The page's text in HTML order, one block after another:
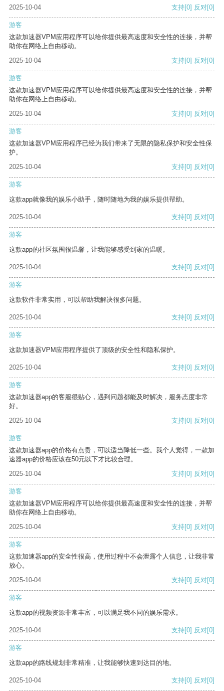
2025-10-04 支持[0] 反对[0]
游客
这款加速器VPM应用程序可以给你提供最高速度和安全性的连接，并帮
助你在网络上自由移动。
2025-10-04
支持[0] 反对[0]
游客
这款加速器VPM应用程序可以给你提供最高速度和安全性的连接，并帮
助你在网络上自由移动。
2025-10-04
支持[0] 反对[0]
游客
这款加速器VPM应用程序已经为我们带来了无限的隐私保护和安全性保
护。
2025-10-04
支持[0] 反对[0]
游客
这款app就像我的娱乐小助手，随时随地为我的娱乐提供帮助。
2025-10-04 支持[0] 反对[0]
游客
这款app的社区氛围很温馨，让我能够感受到家的温暖。
2025-10-04 支持[0] 反对[0]
游客
这款软件非常实用，可以帮助我解决很多问题。
2025-10-04 支持[0] 反对[0]
游客
这款加速器VPM应用程序提供了顶级的安全性和隐私保护。
2025-10-04 支持[0] 反对[0]
游客
这款加速器app的客服很贴心，遇到问题都能及时解决，服务态度非常
好。
2025-10-04
支持[0] 反对[0]
游客
这款加速器app的价格有点贵，可以适当降低一些。我个人觉得，一款加
速器app的价格应该在50元以下才比较合理。
2025-10-04
支持[0] 反对[0]
游客
这款加速器VPM应用程序可以给你提供最高速度和安全性的连接，并帮
助你在网络上自由移动。
2025-10-04
支持[0] 反对[0]
游客
这款加速器app的安全性很高，使用过程中不会泄露个人信息，让我非常
放心。
2025-10-04
支持[0] 反对[0]
游客
这款app的视频资源非常丰富，可以满足我不同的娱乐需求。
2025-10-04 支持[0] 反对[0]
游客
这款app的路线规划非常精准，让我能够快速到达目的地。
2025-10-04 支持[0] 反对[0]